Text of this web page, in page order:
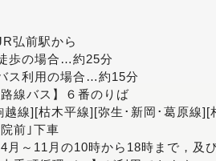
弘前駅から
歩の場合…約25分
ス利用の場合…約15分
路線バス】６番のりば
越線][枯木平線][弥生･新岡･葛原線
前｣下車
月～11月の10時から18時まで，及